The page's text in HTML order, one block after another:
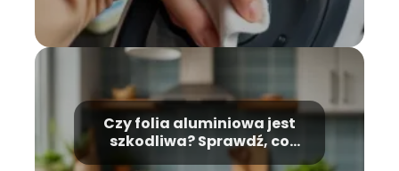
Czy folia aluminiowa jest
szkodliwa? Sprawdź, co
mówią badania